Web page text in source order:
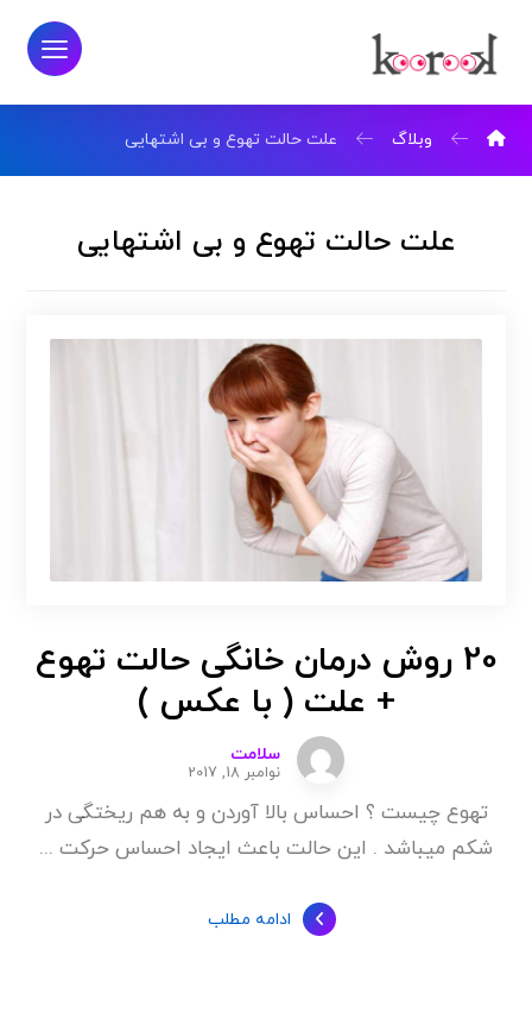
وبلاگ علت حالت تهوع و بی اشتهایی
علت حالت تهوع و بی اشتهایی
20 روش درمان خانگی حالت تهوع
+ علت ( با عکس )
سلامت
نوامبر 18, 2017
تهوع چیست ؟ احساس بالا آوردن و به هم ریختگی در
شکم میباشد . این حالت باعث ایجاد احساس حرکت ...
ادامه مطلب